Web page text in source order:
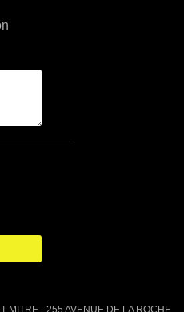
MITRE - 255 AVENUE DE LA ROCHE